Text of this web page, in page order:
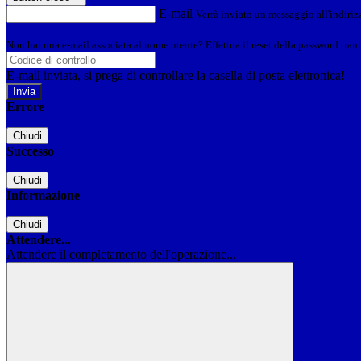
E-mail Verrà inviato un messaggio
Non hai una e-mail associata al nome utente? Effettua il reset della password
E-mail inviata, si prega di controllare la casella di posta elettronica!
Errore
Chiudi
Successo
Chiudi
Informazione
Chiudi
Attendere...
Attendere il completamento dell'operazione...